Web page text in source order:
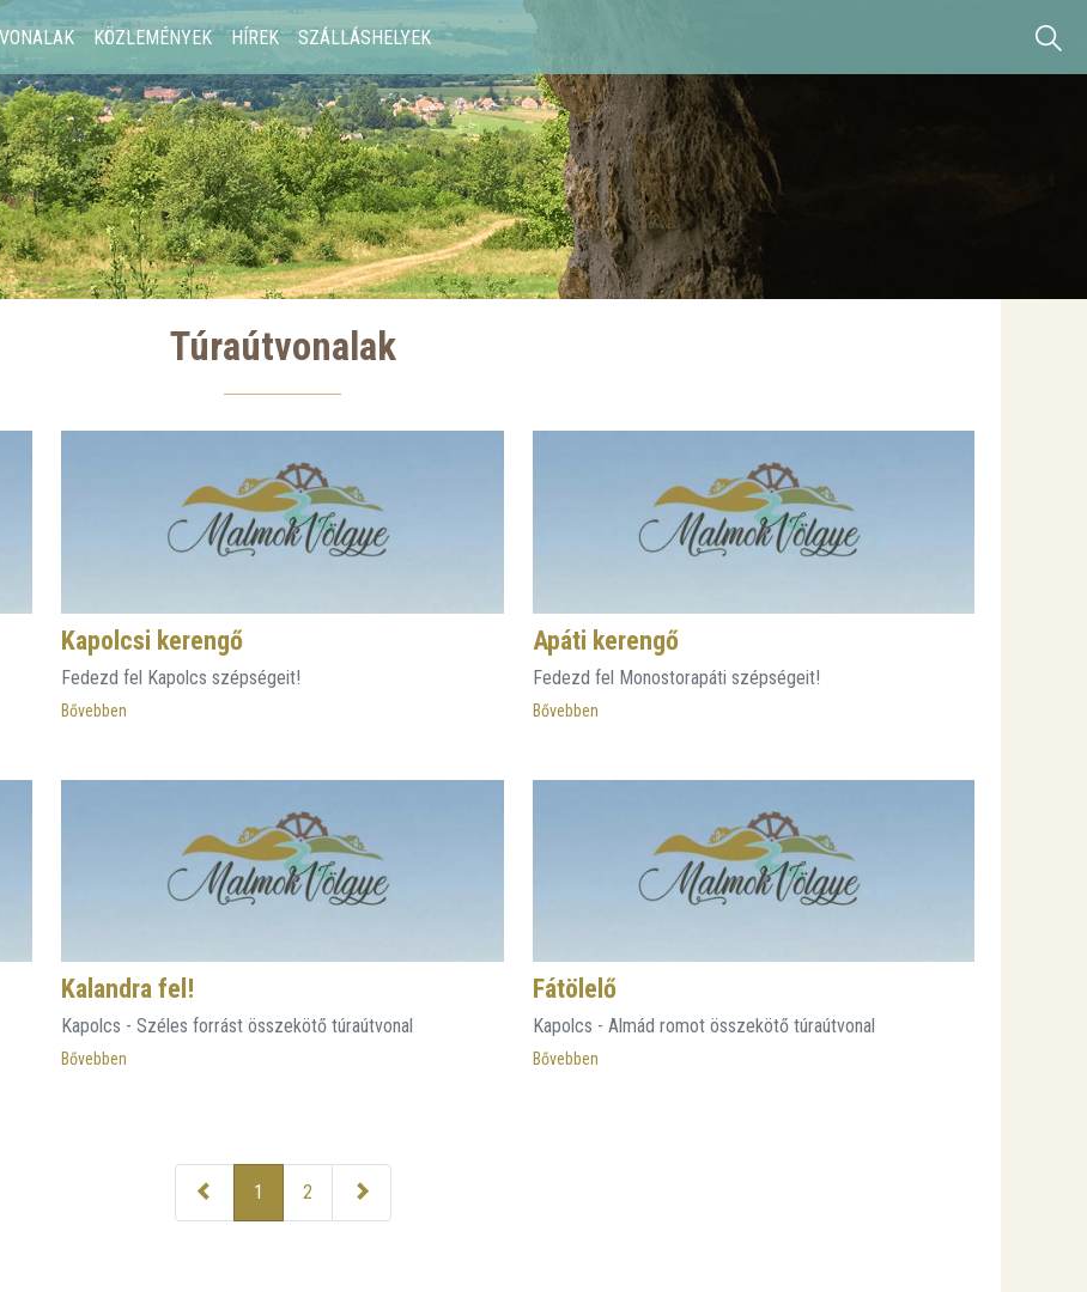
KÖZLEMÉNYEK HÍREK SZÁLLÁSHELYEK
Túraútvonalak
Kapolcsi kerengő
Fedezd fel Kapolcs szépségeit!
Bővebben
Apáti kerengő
Fedezd fel Monostorapáti szépségeit!
Bővebben
Kalandra fel!
Kapolcs - Széles forrást összekötő túraútvonal
Bővebben
Fátölelő
Kapolcs - Almád romot összekötő túraútvonal
Bővebben
1 2